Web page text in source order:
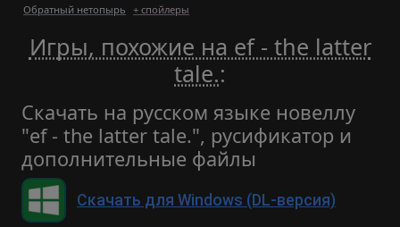
Обратный нетопырь + спойлеры
Игры, похожие на ef - the latter
tale.:
Скачать на русском языке новеллу
"ef - the latter tale.", русификатор и
дополнительные файлы
Скачать для Windows (DL-версия)